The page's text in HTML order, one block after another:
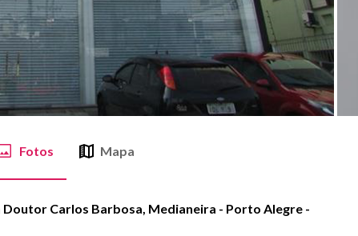
Fotos Mapa
Doutor Carlos Barbosa, Medianeira - Porto Alegre -